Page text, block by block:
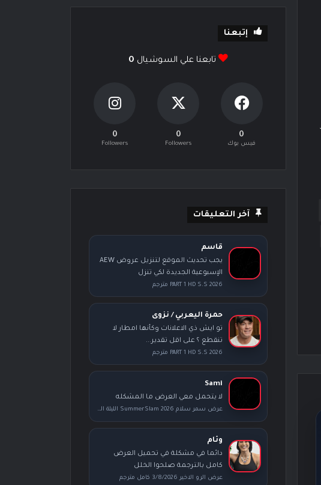
إتبعنا
تابعنا علي السوشيال 0
0
فيس بوك
0
Followers
0
Followers
آخر التعليقات
قاسم
يجب تحديث الموقع لتنزيل عروض AEW
الإسبوعية الجديدة لكي تنزل
PART 1 HD S.S 2026 مترجم
حمرة اليعربي / نزوى
تو ايش ذي الاعلانات وكأنها امطار لا
تنقطع ؟ على اقل تقدير...
PART 1 HD S.S 2026 مترجم
Sami
لا يتحمل معي العرض ما المشكله
عرض سمر سلام SummerSlam 2026 الليلة الثانية كامل مترجم
وئام
دائما في مشكلة في تحميل العرض
كامل بالترجمة صلحوا الخلل
عرض الرو الاخير 3/8/2026 كامل مترجم